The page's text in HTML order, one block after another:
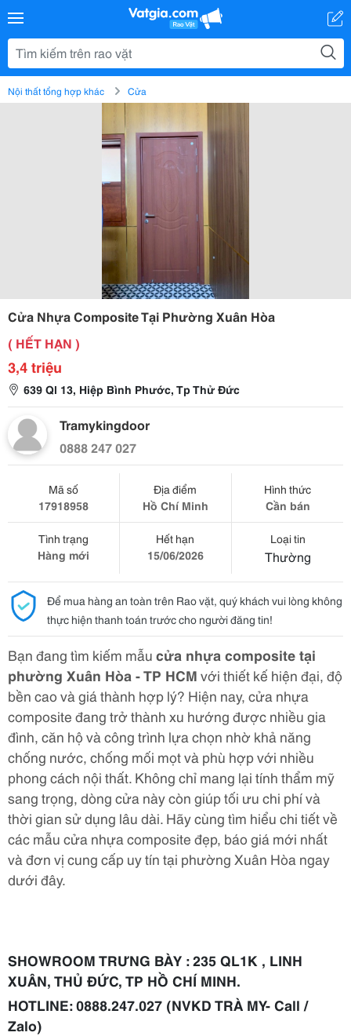
Nội thất tổng hợp khác Cửa
Cửa Nhựa Composite Tại Phường Xuân Hòa
( HẾT HẠN )
3,4 triệu
639 Ql 13, Hiệp Bình Phước, Tp Thử Đức
Tramykingdoor
0888 247 027
Mã số
17918958
Địa điểm
Hồ Chí Minh
Hình thức
Cần bán
Tình trạng
Hàng mới
Hết hạn
15/06/2026
Loại tin
Thường
Để mua hàng an toàn trên Rao vặt, quý khách vui lòng không
thực hiện thanh toán trước cho người đăng tin!
Bạn đang tìm kiếm mẫucửa nhựa composite tại
phường Xuân Hòa - TP HCMvới thiết kế hiện đại, độ
bền cao và giá thành hợp lý? Hiện nay, cửa nhựa
composite đang trở thành xu hướng được nhiều gia
đình, căn hộ và công trình lựa chọn nhờ khả năng
chống nước, chống mối mọt và phù hợp với nhiều
phong cách nội thất. Không chỉ mang lại tính thẩm mỹ
sang trọng, dòng cửa này còn giúp tối ưu chi phí và
thời gian sử dụng lâu dài. Hãy cùng tìm hiểu chi tiết về
các mẫu cửa nhựa composite đẹp, báo giá mới nhất
và đơn vị cung cấp uy tín tại phường Xuân Hòa ngay
dưới đây.
SHOWROOM TRƯNG BÀY : 235 QL1K , LINH
XUÂN, THỦ ĐỨC, TP HỒ CHÍ MINH.
HOTLINE: 0888.247.027 (NVKD TRÀ MY- Call /
Zalo)